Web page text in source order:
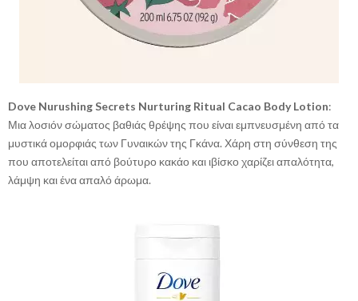
Dove Nurushing Secrets Nurturing Ritual Cacao Body Lotion:
Μια λοσιόν σώματος βαθιάς θρέψης που είναι εμπνευσμένη από τα
μυστικά ομορφιάς των Γυναικών της Γκάνα. Χάρη στη σύνθεση της
που αποτελείται από βούτυρο κακάο και ιβίσκο χαρίζει απαλότητα,
λάμψη και ένα απαλό άρωμα.